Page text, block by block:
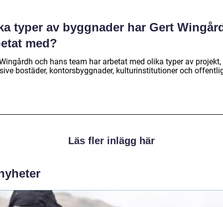
typer av byggnader har Gert
med?
och hans team har arbetat med olika typer av projekt,
bostäder, kontorsbyggnader, kulturinstitutioner och
Läs fler inlägg här